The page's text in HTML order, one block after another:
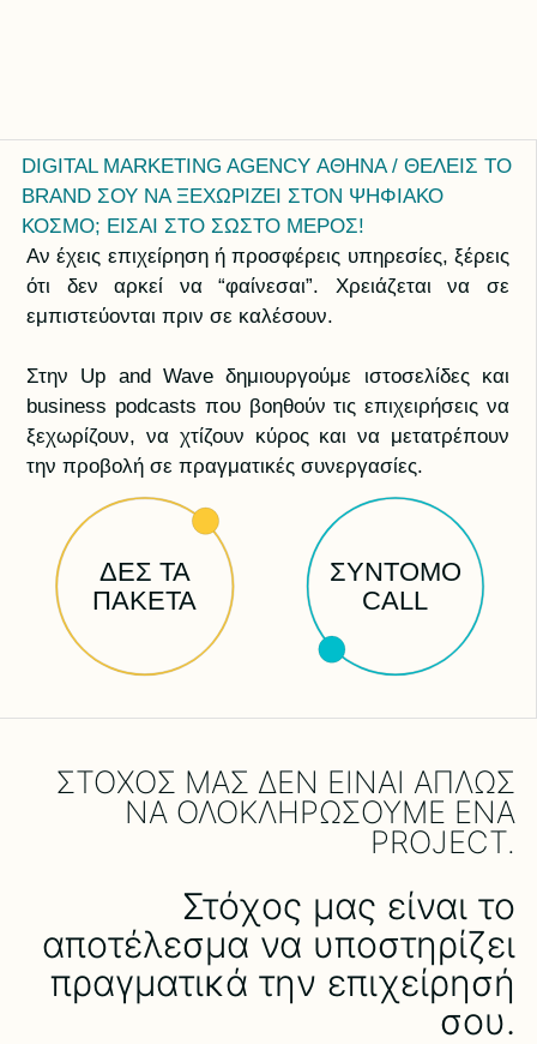
DIGITAL MARKETING AGENCY ΑΘΗΝΑ / ΘΕΛΕΙΣ ΤΟ
BRAND ΣΟΥ ΝΑ ΞΕΧΩΡΙΖΕΙ ΣΤΟΝ ΨΗΦΙΑΚΟ
ΚΟΣΜΟ; ΕΙΣΑΙ ΣΤΟ ΣΩΣΤΟ ΜΕΡΟΣ!
Αν έχεις επιχείρηση ή προσφέρεις υπηρεσίες, ξέρεις
ότι δεν αρκεί να “φαίνεσαι”. Χρειάζεται να σε
εμπιστεύονται πριν σε καλέσουν.
Στην Up and Wave δημιουργούμε ιστοσελίδες και
business podcasts που βοηθούν τις επιχειρήσεις να
ξεχωρίζουν, να χτίζουν κύρος και να μετατρέπουν
την προβολή σε πραγματικές συνεργασίες.
ΔΕΣ ΤΑ
ΠΑΚΕΤΑ
ΣΥΝΤΟΜΟ
CALL
ΣΤΟΧΟΣ ΜΑΣ ΔΕΝ ΕΙΝΑΙ ΑΠΛΩΣ
ΝΑ ΟΛΟΚΛΗΡΩΣΟΥΜΕ ΕΝΑ
PROJECT.
Στόχος μας είναι το
αποτέλεσμα να υποστηρίζει
πραγματικά την επιχείρησή
σου.